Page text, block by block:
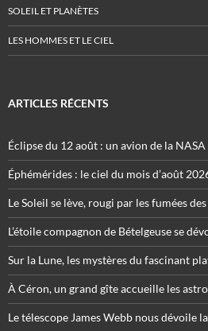
SOLEIL ET PLANÈTES
LES HOMMES ET LE CIEL
ARTICLES RÉCENTS
Éclipse du 12 août : un avion de la NASA
Éphémérides : le ciel du mois d’août
Le Soleil se lève, rougi par les fumées
L’étoile compagnon de Bételgeuse se
Sur la Lune, les mystères du fascinant
À Céron, un grand gîte accueille les
Le télescope James Webb nous dévoile